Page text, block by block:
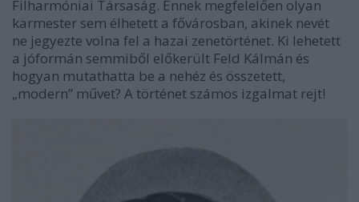
Filharmóniai Társaság. Ennek megfelelően olyan
karmester sem élhetett a fővárosban, akinek nevét
ne jegyezte volna fel a hazai zenetörténet. Ki lehetett
a jóformán semmiből előkerült Feld Kálmán és
hogyan mutathatta be a nehéz és összetett,
„modern” művet? A történet számos izgalmat rejt!